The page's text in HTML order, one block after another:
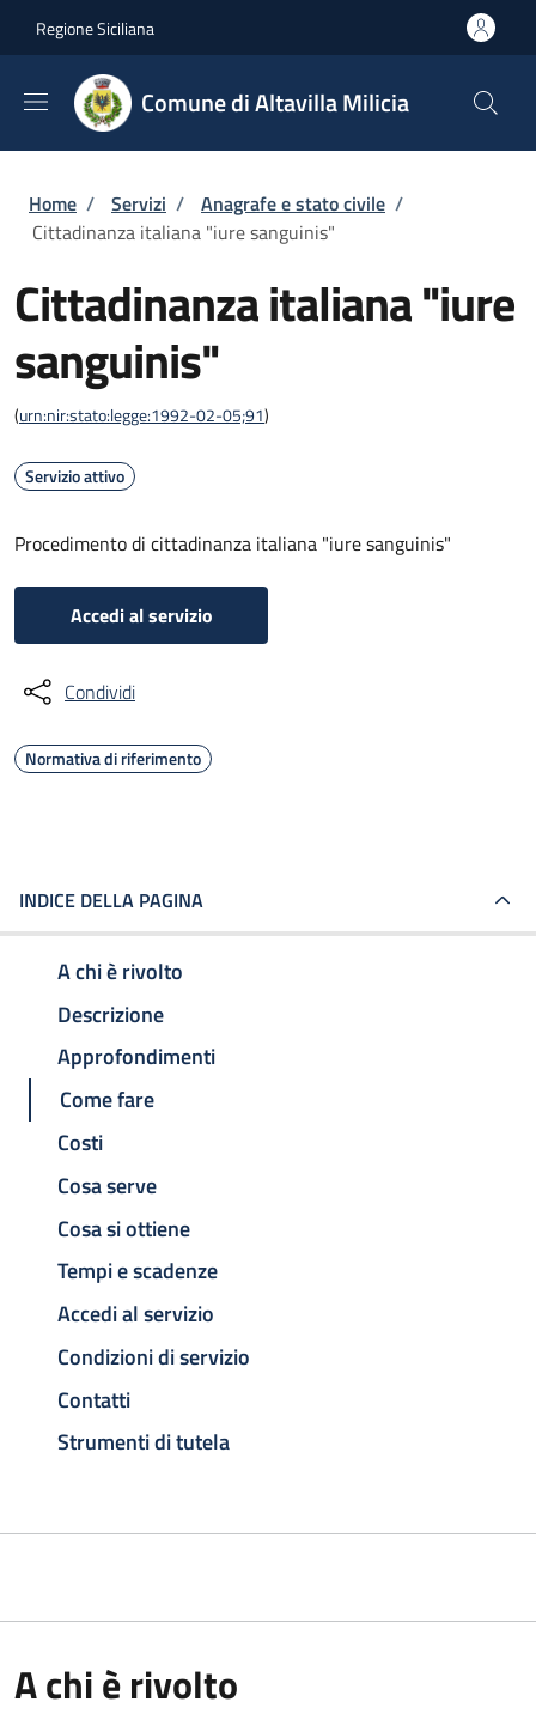
Regione Siciliana
Comune di Altavilla Milicia
Briciole di pane
Home / Servizi / Anagrafe e stato civile /
Cittadinanza italiana "iure sanguinis"
Cittadinanza italiana "iure
sanguinis"
(urn:nir:stato:legge:1992-02-05;91)
Servizio attivo
Procedimento di cittadinanza italiana "iure sanguinis"
Accedi al servizio
Condividi
Normativa di riferimento
INDICE DELLA PAGINA
A chi è rivolto
Descrizione
Approfondimenti
Come fare
Costi
Cosa serve
Cosa si ottiene
Tempi e scadenze
Accedi al servizio
Condizioni di servizio
Contatti
Strumenti di tutela
A chi è rivolto